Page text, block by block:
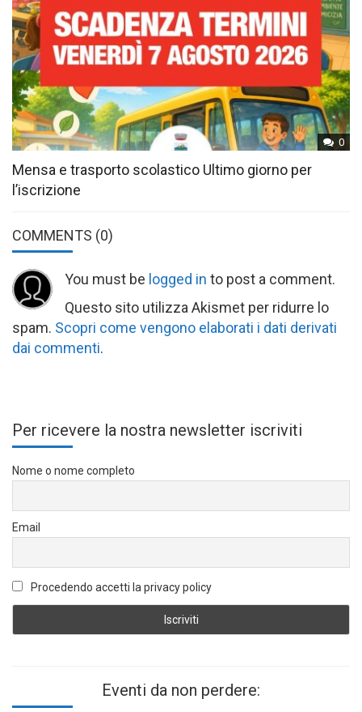
0
Mensa e trasporto scolastico Ultimo giorno per
l’iscrizione
COMMENTS (0)
You must be logged in to post a comment.
Questo sito utilizza Akismet per ridurre lo
spam. Scopri come vengono elaborati i dati derivati
dai commenti.
Per ricevere la nostra newsletter iscriviti
Nome o nome completo
Email
Procedendo accetti la privacy policy
Eventi da non perdere: